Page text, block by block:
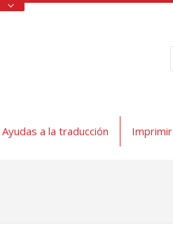
Ayudas a la traducción Imprimir